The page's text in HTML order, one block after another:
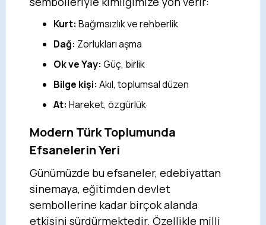
Kurt: Bağımsızlık ve rehberlik
Dağ: Zorlukları aşma
Ok ve Yay: Güç, birlik
Bilge kişi: Akıl, toplumsal düzen
At: Hareket, özgürlük
Modern Türk Toplumunda
Efsanelerin Yeri
Günümüzde bu efsaneler, edebiyattan
sinemaya, eğitimden devlet
sembollerine kadar birçok alanda
etkisini sürdürmektedir. Özellikle milli